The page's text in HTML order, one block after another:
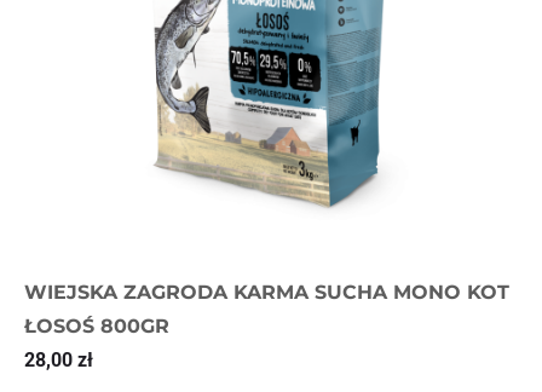
WIEJSKA ZAGRODA KARMA SUCHA MONO KOT
ŁOSOŚ 800GR
28,00 zł